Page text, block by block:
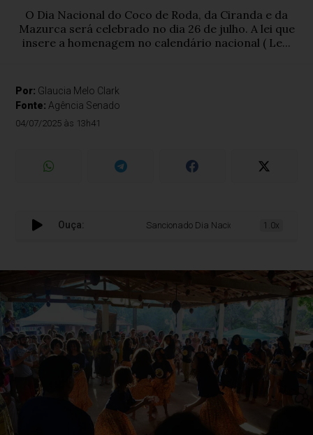
O Dia Nacional do Coco de Roda, da Ciranda e da
Mazurca será celebrado no dia 26 de julho. A lei que
insere a homenagem no calendário nacional ( Le...
Por: Glaucia Melo Clark
Fonte: Agência Senado
04/07/2025 às 13h41
Ouça: Sancionado Dia Nacional do Coco de
1.0x